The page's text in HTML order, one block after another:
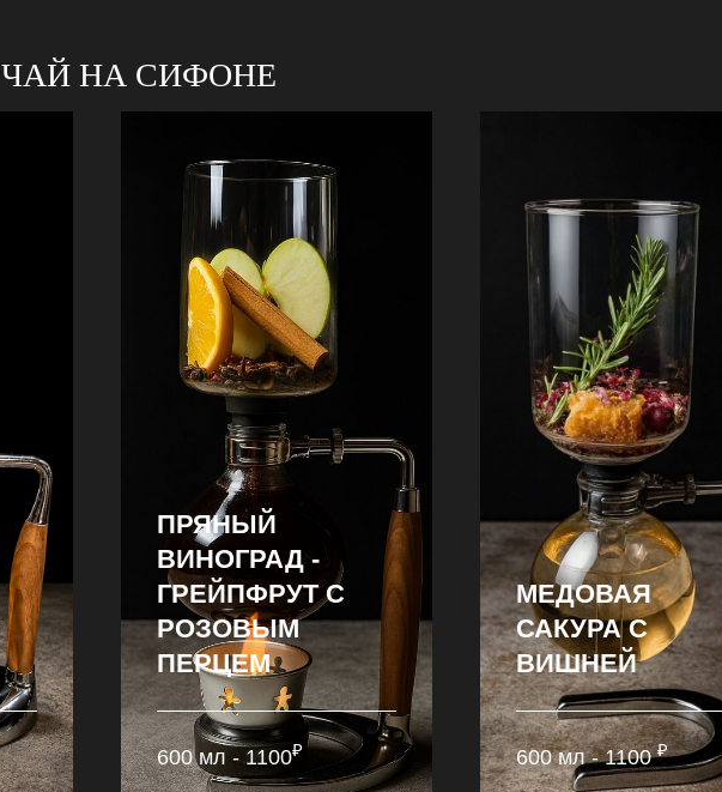
ЧАЙ НА СИФОНЕ
ПРЯНЫЙ
ВИНОГРАД -
ГРЕЙПФРУТ С
РОЗОВЫМ
ПЕРЦЕМ
600 мл - 1100₽
МЕДОВАЯ
САКУРА С
ВИШНЕЙ
600 мл - 1100₽